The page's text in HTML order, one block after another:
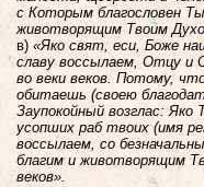
с Которым благословен
животворящим Твоим
в) «Яко свят, еси, Боже
славу воссылаем, Отцу и
во веки веков. Потому,
обитаешь (своею
Заупокойный возглас: Яко
усопших раб твоих (имя
воссылаем, со
благим и животворящим
веков».